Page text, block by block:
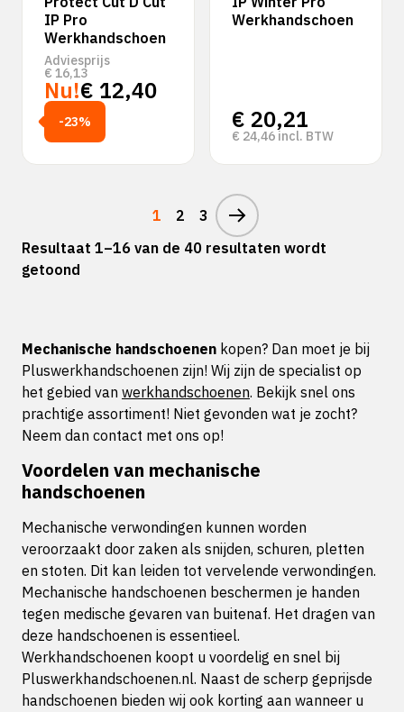
IP Pro
Werkhandschoen
Adviesprijs
€ 16,13
Nu!€ 12,40
-23%
Werkhandschoen
€ 20,21
€ 24,46 incl. BTW
1 2
3
Resultaat 1–16 van de 40 resultaten wordt
getoond
Mechanische handschoenen kopen? Dan moet je bij
Pluswerkhandschoenen zijn! Wij zijn de specialist op
het gebied van werkhandschoenen. Bekijk snel ons
prachtige assortiment! Niet gevonden wat je zocht?
Neem dan contact met ons op!
Voordelen van mechanische
handschoenen
Mechanische verwondingen kunnen worden
veroorzaakt door zaken als snijden, schuren, pletten
en stoten. Dit kan leiden tot vervelende verwondingen.
Mechanische handschoenen beschermen je handen
tegen medische gevaren van buitenaf. Het dragen van
deze handschoenen is essentieel.
Werkhandschoenen koopt u voordelig en snel bij
Pluswerkhandschoenen.nl. Naast de scherp geprijsde
handschoenen bieden wij ook korting aan wanneer u